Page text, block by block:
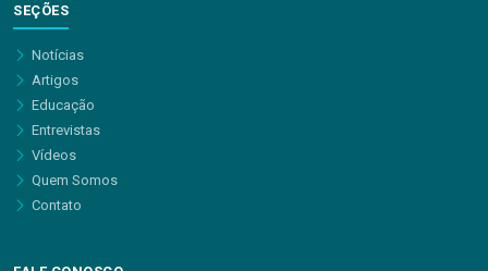
SEÇÕES
Notícias
Artigos
Educação
Entrevistas
Vídeos
Quem Somos
Contato